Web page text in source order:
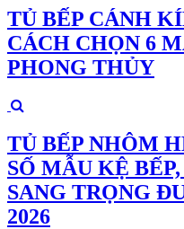
TỦ BẾP CÁNH
CÁCH CHỌN 6
PHONG THỦY
TỦ BẾP NHÔM
SỐ MẪU KỆ
SANG TRỌNG
2026